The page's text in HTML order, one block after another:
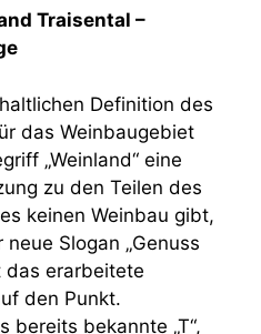
Traisental –
Definition des
das Weinbaugebiet
„Weinland“ eine
zu den Teilen des
keinen Weinbau gibt,
Slogan „Genuss
das erarbeitete
den Punkt.
bereits bekannte „T“,